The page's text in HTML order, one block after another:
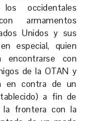
occidentales
armamentos
Unidos y sus
especial, quien
con
de la OTAN y
en contra de un
a fin de
la frontera con la